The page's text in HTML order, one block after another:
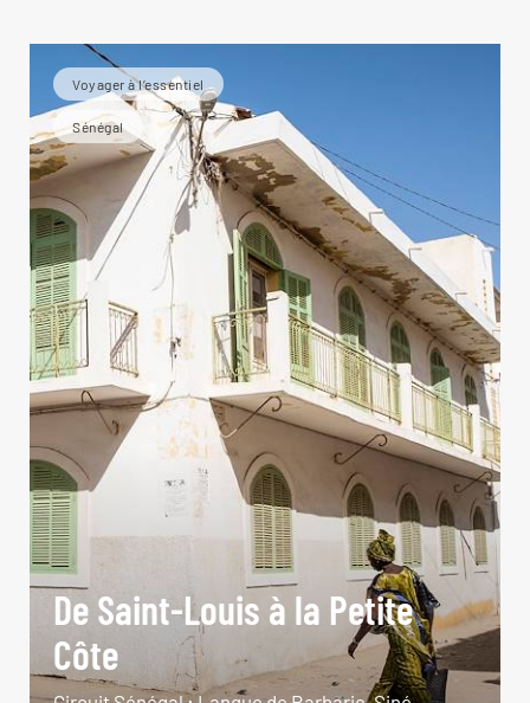
Voyager à l’essentiel
Sénégal
De Saint-Louis à la Petite
Côte